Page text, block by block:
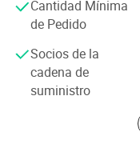
línea
Con el exquisito
profesional y un
lista para participar
ejemplo en este campo.
Cantidad Mínima
de Pedido
Socios de la
cadena de
suministro